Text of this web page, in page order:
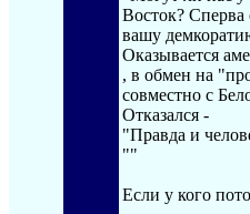
Восток? Сперва
вашу
Оказывается
, в обмен на
совместно с
Отказался -
"Правда и
""
Если у кого